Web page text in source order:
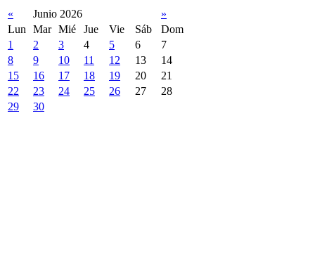
« Junio 2026
»
Lun
Mar Mié Jue Vie Sáb
Dom
1
2 3 4 5 6
7
8
9 10 11 12 13
14
15
16 17 18 19 20
21
22
23 24 25 26 27
28
29
30